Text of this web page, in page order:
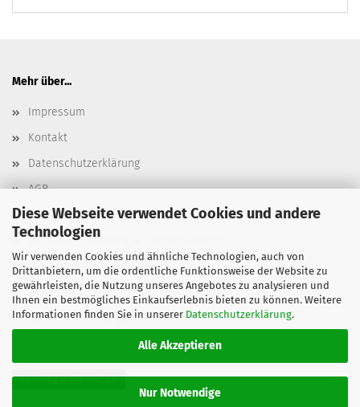
Diese Webseite verwendet Cookies und andere
Technologien
Wir verwenden Cookies und ähnliche Technologien, auch von
Drittanbietern, um die ordentliche Funktionsweise der Website zu
gewährleisten, die Nutzung unseres Angebotes zu analysieren und
Ihnen ein bestmögliches Einkaufserlebnis bieten zu können. Weitere
Informationen finden Sie in unserer Datenschutzerklärung.
Alle Akzeptieren
Nur Notwendige
Mehr über...
Impressum
Kontakt
Datenschutzerklärung
AGB
Versand- & Zahlungsbedingungen, Versandkosten
Widerrufsbelehrung & Widerrufsformular
Batterieentsorgung
Elektroaltgeräteentsorgung
Cookie Einstellungen
Vertrag widerrufen